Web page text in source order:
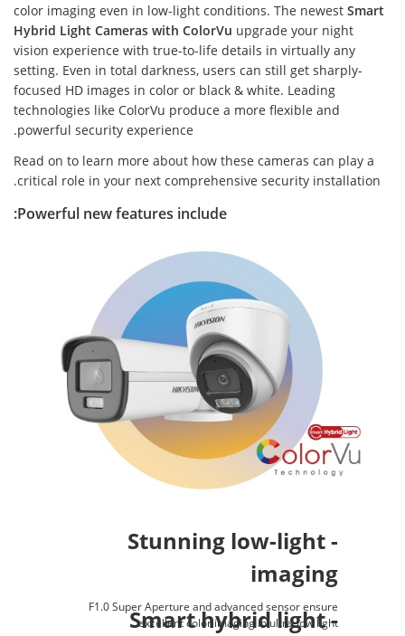
color imaging even in low-light conditions. The newest Smart
Hybrid Light Cameras with ColorVu upgrade your night
vision experience with true-to-life details in virtually any
setting. Even in total darkness, users can still get sharply-
focused HD images in color or black & white. Leading
technologies like ColorVu produce a more flexible and
powerful security experience.
Read on to learn more about how these cameras can play a
critical role in your next comprehensive security installation.
Powerful new features include:
- Stunning low-light
imaging
F1.0 Super Aperture and advanced sensor ensure
excellent color imaging in ultra-low light.
- Smart hybrid light